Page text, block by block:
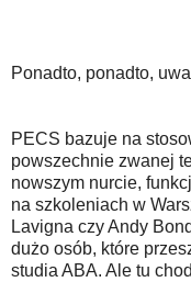
Ponadto, ponadto,
PECS bazuje na
powszechnie zwanej
nowszym nurcie,
na szkoleniach w
Lavigna czy Andy
dużo osób, które
studia ABA. Ale tu